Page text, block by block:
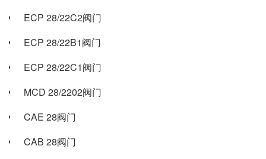
ECP 28/22C2阀门
ECP 28/22B1阀门
ECP 28/22C1阀门
MCD 28/2202阀门
CAE 28阀门
CAB 28阀门